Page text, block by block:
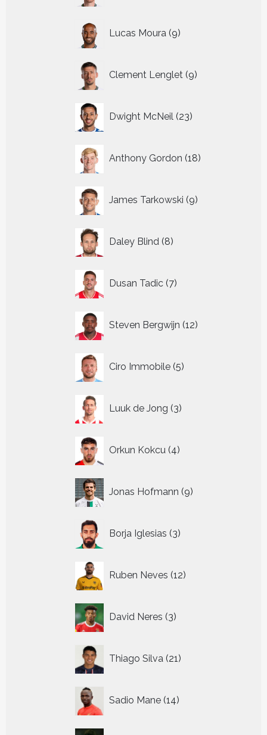
Lucas Moura 9
producten
Clement Lenglet 9
producten
Dwight McNeil 23
producten
Anthony Gordon 18
producten
James Tarkowski 9
producten
Daley Blind 8
producten
Dusan Tadic 7
producten
Steven Bergwijn 12
producten
Ciro Immobile 5
producten
Luuk de Jong 3
producten
Orkun Kokcu 4
producten
Jonas Hofmann 9
producten
Borja Iglesias 3
producten
Ruben Neves 12
producten
David Neres 3
producten
Thiago Silva 21
producten
Sadio Mane 14
producten